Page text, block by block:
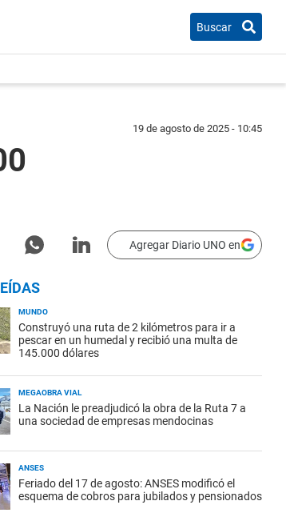
Buscar
19 de agosto de 2025 - 10:45
Agregar Diario UNO en
MUNDO
Construyó una ruta de 2 kilómetros para ir a
pescar en un humedal y recibió una multa de
145.000 dólares
MEGAOBRA VIAL
La Nación le preadjudicó la obra de la Ruta 7 a
una sociedad de empresas mendocinas
ANSES
Feriado del 17 de agosto: ANSES modificó el
esquema de cobros para jubilados y pensionados